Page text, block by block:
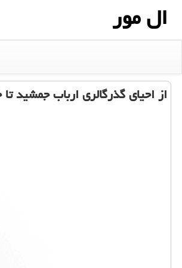
ال مور
از احیای گذرگالری ارباب جمشید